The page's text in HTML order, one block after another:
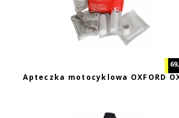
Apteczka motocyklowa OXFORD